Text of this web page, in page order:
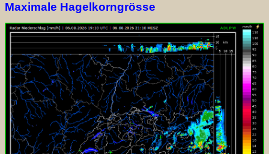
Maximale Hagelkorngrösse